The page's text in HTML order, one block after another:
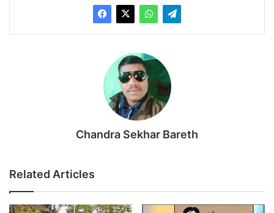
Chandra Sekhar Bareth
Related Articles